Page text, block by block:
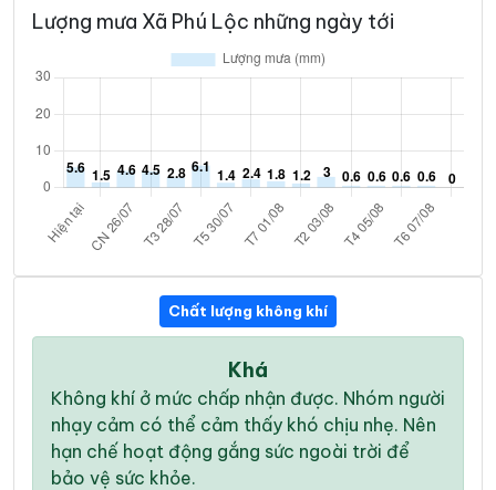
Lượng mưa Xã Phú Lộc những ngày tới
Chất lượng không khí
Khá
Không khí ở mức chấp nhận được. Nhóm người
nhạy cảm có thể cảm thấy khó chịu nhẹ. Nên
hạn chế hoạt động gắng sức ngoài trời để
bảo vệ sức khỏe.